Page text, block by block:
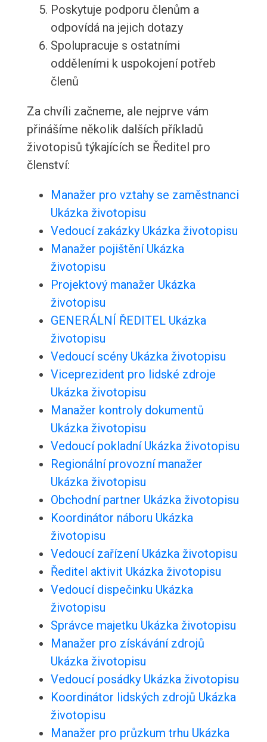
Poskytuje podporu členům a
odpovídá na jejich dotazy
Spolupracuje s ostatními
odděleními k uspokojení potřeb
členů
Za chvíli začneme, ale nejprve vám
přinášíme několik dalších příkladů
životopisů týkajících se Ředitel pro
členství:
Manažer pro vztahy se zaměstnanci
Ukázka životopisu
Vedoucí zakázky Ukázka životopisu
Manažer pojištění Ukázka
životopisu
Projektový manažer Ukázka
životopisu
GENERÁLNÍ ŘEDITEL Ukázka
životopisu
Vedoucí scény Ukázka životopisu
Viceprezident pro lidské zdroje
Ukázka životopisu
Manažer kontroly dokumentů
Ukázka životopisu
Vedoucí pokladní Ukázka životopisu
Regionální provozní manažer
Ukázka životopisu
Obchodní partner Ukázka životopisu
Koordinátor náboru Ukázka
životopisu
Vedoucí zařízení Ukázka životopisu
Ředitel aktivit Ukázka životopisu
Vedoucí dispečinku Ukázka
životopisu
Správce majetku Ukázka životopisu
Manažer pro získávání zdrojů
Ukázka životopisu
Vedoucí posádky Ukázka životopisu
Koordinátor lidských zdrojů Ukázka
životopisu
Manažer pro průzkum trhu Ukázka